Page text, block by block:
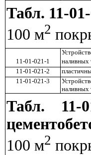
Табл. 11-
100 м2
11-01-021-1
11-01-021-2
11-01-021-3
Табл. 11-
100 м2